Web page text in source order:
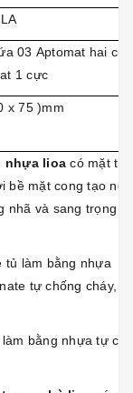
03 Aptomat hai
1 cực
x 75 )mm
nhựa lioa có mặt tủ
bề mặt cong tạo
nhã và sang trọng
tủ làm bằng nhựa
tự chống cháy,
bằng nhựa tự